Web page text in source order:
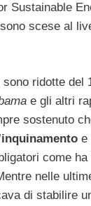
Sustainable
scese al
ridotte del
e gli altri
sostenuto
inquinamento e
come
nelle
di stabilire